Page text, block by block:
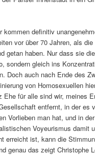
kommen definitiv
vor über 70 Jahren, als
getan haben. Nur dass sie
sondern gleich ins
Doch auch nach Ende des
von Homosexuellen
Ehe für alle sind wir, meines
entfernt, in der es
Vorlieben man hat, und in
Voyeurismus damit
erreicht ist, kann die
genau das zeigt Christophe